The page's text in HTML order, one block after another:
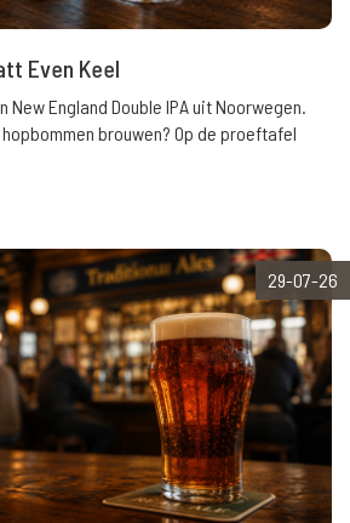
Even Keel
New England Double IPA uit Noorwegen.
brouwen? Op de proeftafel
29-07-26